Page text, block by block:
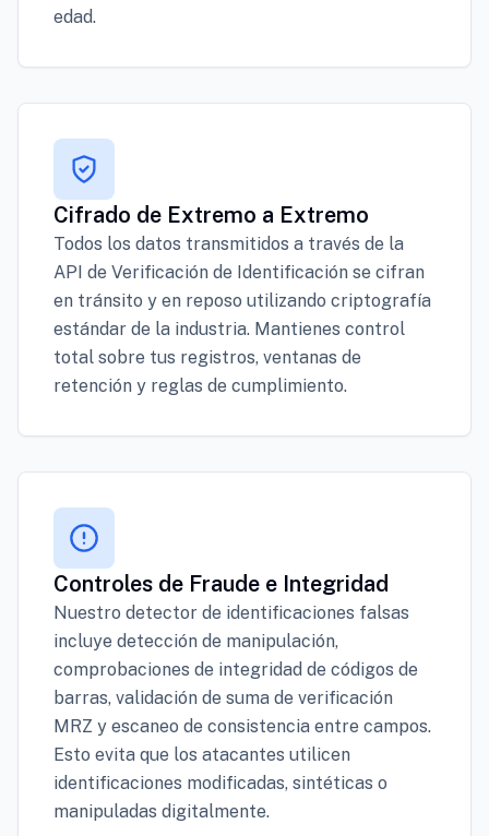
edad.
Cifrado de Extremo a Extremo
Todos los datos transmitidos a través de la
API de Verificación de Identificación se cifran
en tránsito y en reposo utilizando criptografía
estándar de la industria. Mantienes control
total sobre tus registros, ventanas de
retención y reglas de cumplimiento.
Controles de Fraude e Integridad
Nuestro detector de identificaciones falsas
incluye detección de manipulación,
comprobaciones de integridad de códigos de
barras, validación de suma de verificación
MRZ y escaneo de consistencia entre campos.
Esto evita que los atacantes utilicen
identificaciones modificadas, sintéticas o
manipuladas digitalmente.